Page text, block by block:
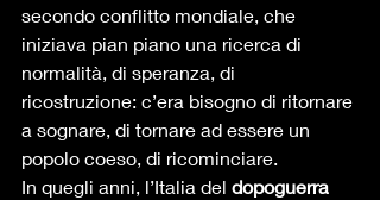
secondo conflitto mondiale, che
iniziava pian piano una ricerca di
normalità, di speranza, di
ricostruzione: c’era bisogno di ritornare
a sognare, di tornare ad essere un
popolo coeso, di ricominciare.
In quegli anni, l’Italia del dopoguerra